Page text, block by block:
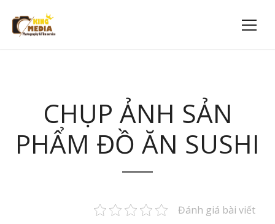
CHỤP ẢNH SẢN
PHẨM ĐỒ ĂN SUSHI
Đánh giá bài viết